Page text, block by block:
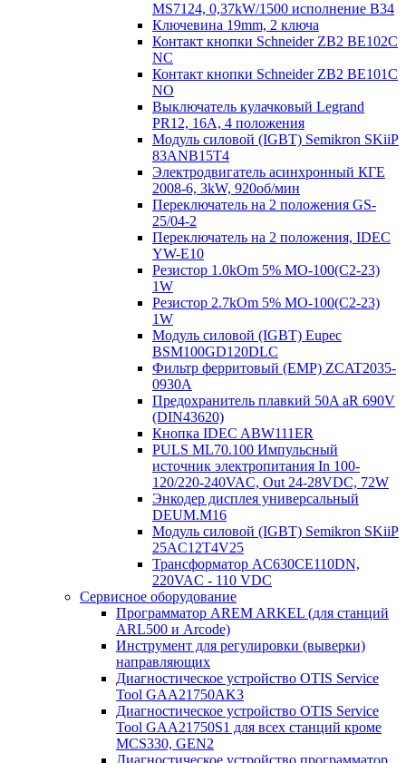
MS7124, 0,37kW/1500 исполнение В34
Ключевина 19mm, 2 ключа
Контакт кнопки Schneider ZB2 BE102C
NC
Контакт кнопки Schneider ZB2 BE101C
NO
Выключатель кулачковый Legrand
PR12, 16A, 4 положения
Модуль силовой (IGBT) Semikron SKiiP
83ANB15T4
Электродвигатель асинхронный КГЕ
2008-6, 3kW, 920об/мин
Переключатель на 2 положения GS-
25/04-2
Переключатель на 2 положения, IDEC
YW-E10
Резистор 1.0kOm 5% МО-100(С2-23)
1W
Резистор 2.7kOm 5% МО-100(С2-23)
1W
Модуль силовой (IGBT) Eupec
BSM100GD120DLC
Фильтр ферритовый (EMP) ZCAT2035-
0930A
Предохранитель плавкий 50A aR 690V
(DIN43620)
Кнопка IDEC ABW111ER
PULS ML70.100 Импульсный
источник электропитания In 100-
120/220-240VAC, Out 24-28VDC, 72W
Энкодер дисплея универсальный
DEUM.M16
Модуль силовой (IGBT) Semikron SKiiP
25AC12T4V25
Трансформатор AC630CE110DN,
220VAC - 110 VDC
Сервисное оборудование
Программатор AREM ARKEL (для станций
ARL500 и Arcode)
Инструмент для регулировки (выверки)
направляющих
Диагностическое устройство OTIS Service
Tool GAA21750AK3
Диагностическое устройство OTIS Service
Tool GAA21750S1 для всех станций кроме
MCS330, GEN2
Диагностическое устройство программатор